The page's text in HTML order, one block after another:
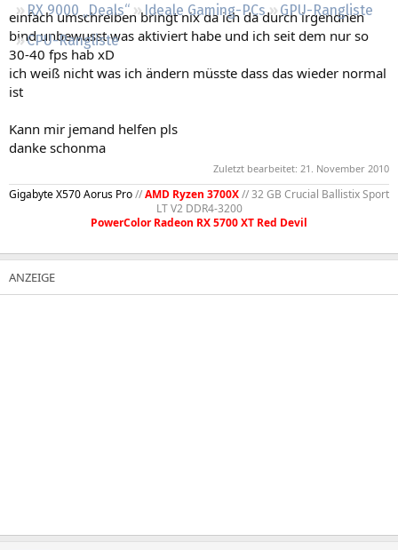
RX 9000 „Deals“
Ideale Gaming-PCs
GPU-Rangliste
CPU-Rangliste
einfach umschreiben bringt nix da ich da durch irgendnen
bind unbewusst was aktiviert habe und ich seit dem nur so
30-40 fps hab xD
ich weiß nicht was ich ändern müsste dass das wieder normal
ist
Kann mir jemand helfen pls
danke schonma
Zuletzt bearbeitet: 21. November 2010
Gigabyte X570 Aorus Pro//AMD Ryzen 3700X// 32 GB Crucial Ballistix Sport
LT V2 DDR4-3200
PowerColor Radeon RX 5700 XT Red Devil